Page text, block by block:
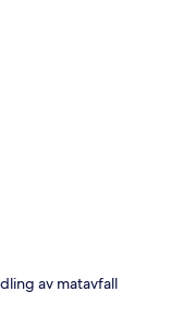
av matavfall